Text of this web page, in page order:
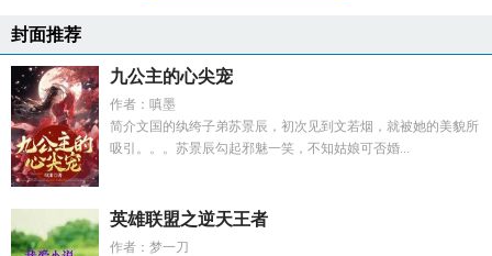
封面推荐
九公主的心尖宠
作者：嗔墨
简介文国的纨绔子弟苏景辰，初次见到文若烟，就被她的美貌所
吸引。。。苏景辰勾起邪魅一笑，不知姑娘可否婚...
英雄联盟之逆天王者
作者：梦一刀